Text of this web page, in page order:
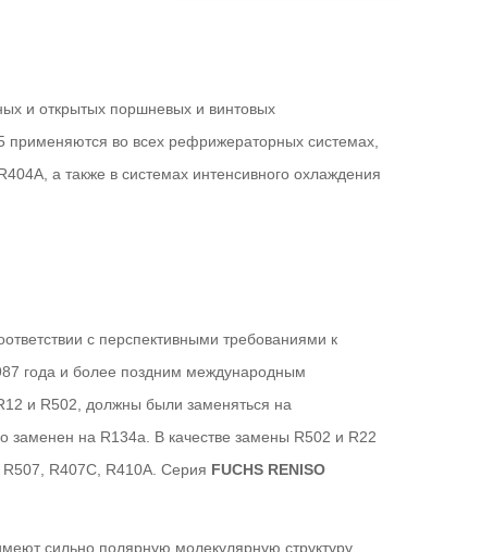
и открытых поршневых и винтовых
применяются во всех рефрижераторных системах,
а также в системах интенсивного охлаждения
с перспективными требованиями к
года и более поздним международным
и R502, должны были заменяться на
заменен на R134a. В качестве замены R502 и R22
R407C, R410A. Серия FUCHS RENISO
сильно полярную молекулярную структуру.